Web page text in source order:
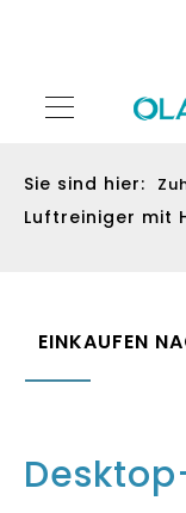
Sie sind hier:
Luftreiniger mit
EINKAUFEN